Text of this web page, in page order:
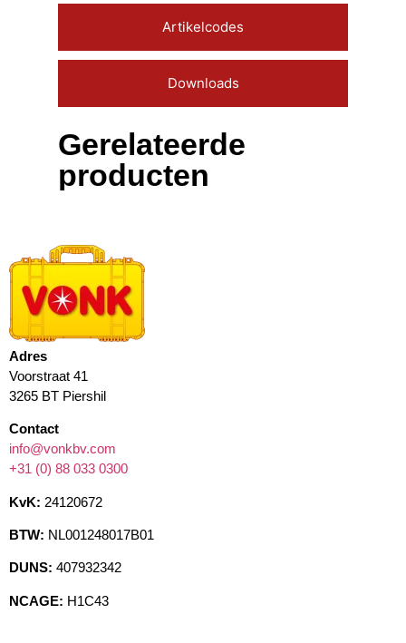
Artikelcodes
Downloads
Gerelateerde
producten
Adres
Voorstraat 41
3265 BT Piershil
Contact
info@vonkbv.com
+31 (0) 88 033 0300
KvK: 24120672
BTW: NL001248017B01
DUNS: 407932342
NCAGE: H1C43